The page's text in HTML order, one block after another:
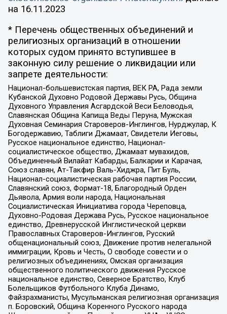
на 16.11.2023
* Перечень общественных объединений и
религиозных организаций в отношении
которых судом принято вступившее в
законную силу решение о ликвидации или
запрете деятельности:
Национал-большевистская партия, ВЕК РА, Рада земли
Кубанской Духовно Родовой Державы Русь, Община
Духовного Управления Асгардской Веси Беловодья,
Славянская Община Капища Веды Перуна, Мужская
Духовная Семинария Староверов-Инглингов, Нурджулар, К
Богодержавию, Таблиги Джамаат, Свидетели Иеговы,
Русское национальное единство, Национал-
социалистическое общество, Джамаат мувахидов,
Объединенный Вилайат Кабарды, Балкарии и Карачая,
Союз славян, Ат-Такфир Валь-Хиджра, Пит Буль,
Национал-социалистическая рабочая партия России,
Славянский союз, Формат-18, Благородный Орден
Дьявола, Армия воли народа, Национальная
Социалистическая Инициатива города Череповца,
Духовно-Родовая Держава Русь, Русское национальное
единство, Древнерусской Инглистической церкви
Православных Староверов-Инглингов, Русский
общенациональный союз, Движение против нелегальной
иммиграции, Кровь и Честь, О свободе совести и о
религиозных объединениях, Омская организация
общественного политического движения Русское
национальное единство, Северное Братство, Клуб
Болельщиков Футбольного Клуба Динамо,
Файзрахманисты, Мусульманская религиозная организация
п. Боровский, Община Коренного Русского народа